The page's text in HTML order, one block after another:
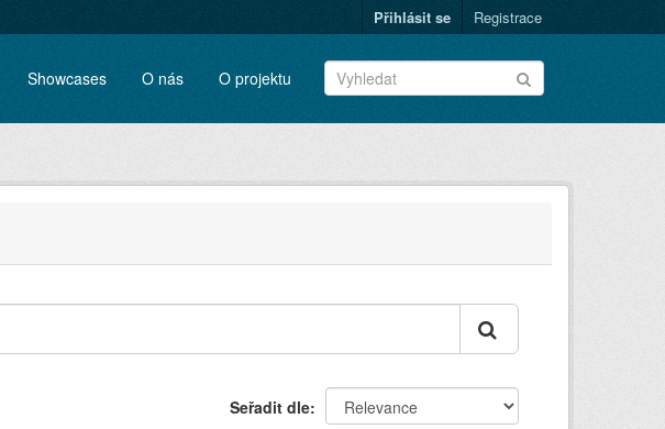
Přihlásit se Registrace
Showcases O nás O projektu
Seřadit dle